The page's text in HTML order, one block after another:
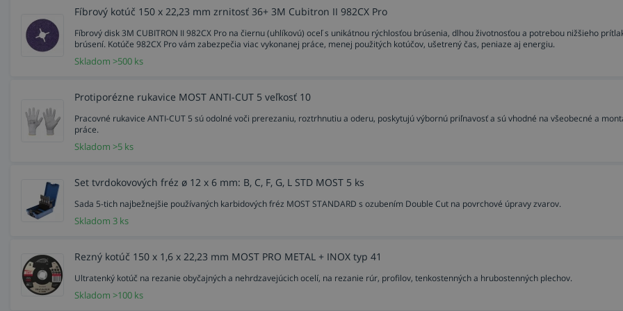
Pri kombinácii brúsnych kotúčov 3M™ Cubitron™ II s pneumatickou uhlovou brúskou 3M™ a podložkami 3M
hlukom a prašnosťou. Pri spoločnom použití produktov 3M sa zvyšuje účinnosť každej zložky, aby bol dosiahnutý
materiálu, reznej rýchlosti a konzistencie.
pre uhlíkovú oceľ, nerezovú oceľ,
konštrukčné ocele, plechy...,
manuálne aj automatizované aplikácie,
pre stredné a vysokotlaké aplikácie,
stavba lodí, člnov, rozvody paliva a plynu, pri oprave poľnohospodárskych, stavebných a priemyselných
potravinárstve, pri stavbe mostov, hál, v zlievarni, údržbe...
Kotúč 982CX Pro neobsahuje kontaminanty (podľa štandardu INOX pre nehrdzavejúcu oceľ).
Unášač pod fíbrový disk 150 mm M14 Cubitron II 3M tvrdý
Vysoko výkonný vrúbkovaný podložný tanier (podložka) špeciálne navrhnutý pod fíbrové disky 3M™ Cubitron™ II
Fíbrový kotúč 150 x 22,23 mm zrnitosť 36+ 3M Cubitron II 982CX Pro
Fíbrový disk 3M CUBITRON II 982CX Pro na čiernu (uhlíkovú) oceľ s unikátnou rýchlosťou brúsenia, dlhou životnosťou a potrebou nižšieho
brúsení. Kotúče 982CX Pro vám zabezpečia viac vykonanej práce, menej použitých kotúčov, ušetrený čas, peniaze aj energiu.
Skladom >500 ks
Protiporézne rukavice MOST ANTI-CUT 5 veľkosť 10
Pracovné rukavice ANTI-CUT 5 sú odolné voči prerezaniu, roztrhnutiu a oderu, poskytujú výbornú priľnavosť a sú vhodné na všeobecné a
práce.
Skladom >5 ks
Set tvrdokovových fréz ø 12 x 6 mm: B, C, F, G, L STD MOST 5 ks
Sada 5-tich najbežnejšie používaných karbidových fréz MOST STANDARD s ozubením Double Cut na povrchové úpravy zvarov.
Skladom 3 ks
Rezný kotúč 150 x 1,6 x 22,23 mm MOST PRO METAL + INOX typ 41
Ultratenký kotúč na rezanie obyčajných a nehrdzavejúcich ocelí, na rezanie rúr, profilov, tenkostenných a hrubostenných plechov.
Skladom >100 ks